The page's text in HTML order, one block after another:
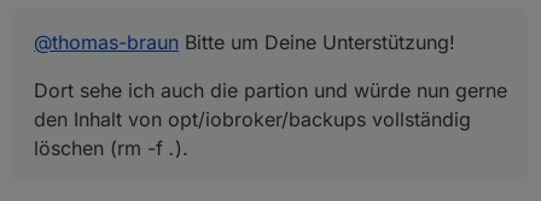
auch die partion und würde nun gerne den Inhalt von
Das funktioniert aber nicht, es kommt ein:
sudo rm 'datei' Entfernen ist nicht möglich
Eingabe-/Ausgabefehler.
Woran kann das liegen, was mache ich falsch?
@thomas-braun Bitte um Deine Unterstützung!
Dort sehe ich auch die partion und würde nun gerne
den Inhalt von opt/iobroker/backups vollständig
löschen (rm -f .).